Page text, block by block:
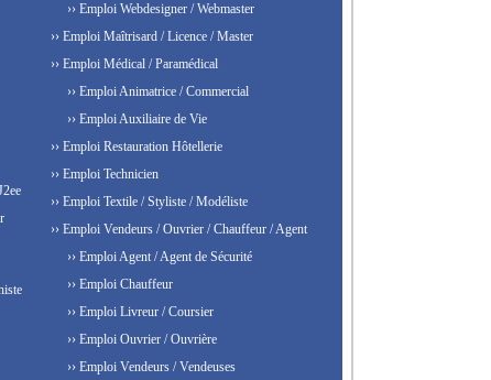
›› Emploi Webdesigner / Webmaster
›› Emploi Maîtrisard / Licence / Master
›› Emploi Médical / Paramédical
›› Emploi Animatrice / Commercial
›› Emploi Auxiliaire de Vie
›› Emploi Restauration Hôtellerie
›› Emploi Technicien
›› Emploi Textile / Styliste / Modéliste
›› Emploi Vendeurs / Ouvrier / Chauffeur / Agent
›› Emploi Agent / Agent de Sécurité
›› Emploi Chauffeur
›› Emploi Livreur / Coursier
›› Emploi Ouvrier / Ouvrière
›› Emploi Vendeurs / Vendeuses